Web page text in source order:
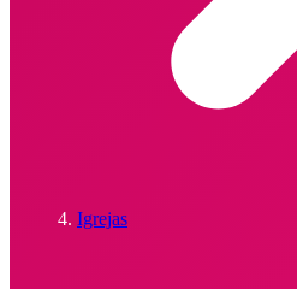
Igrejas